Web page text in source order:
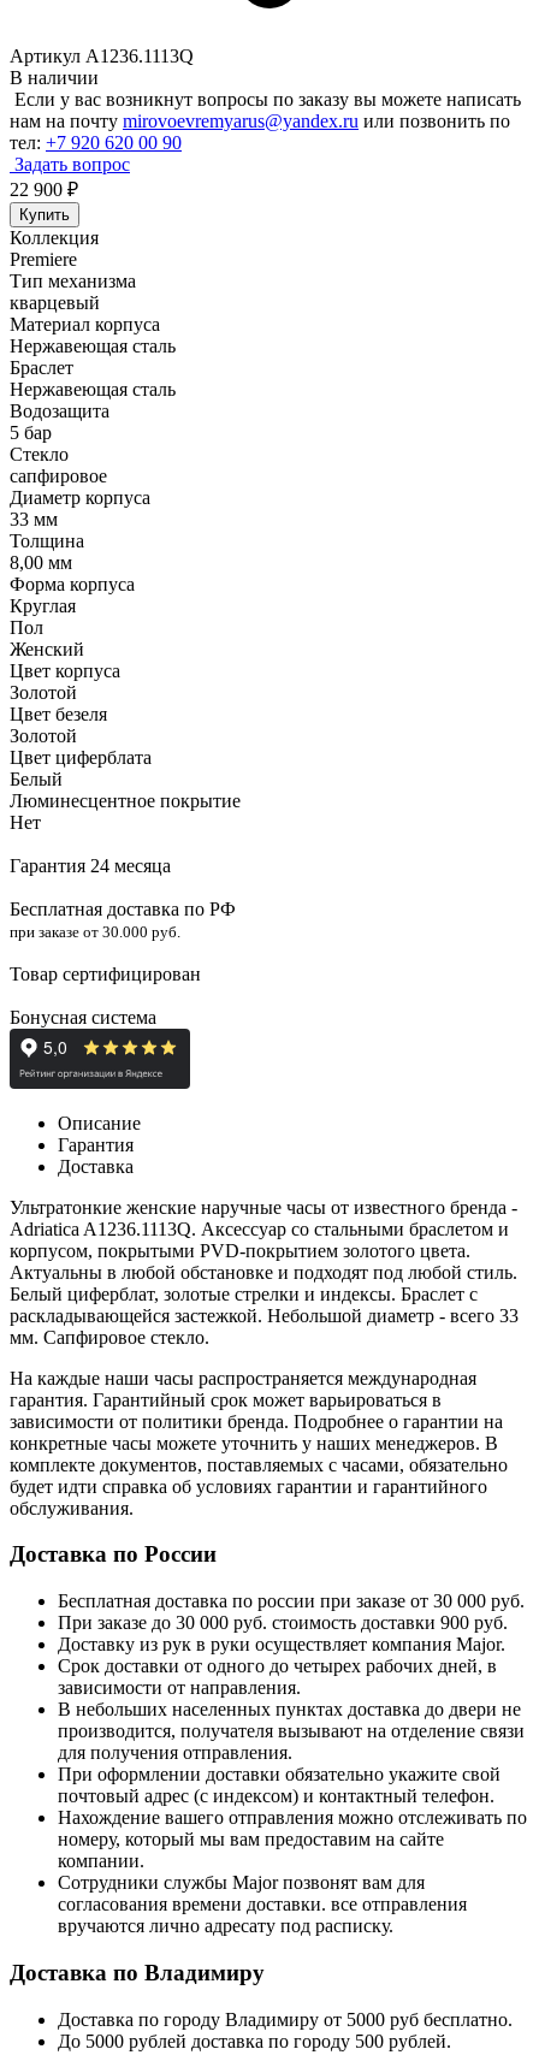
Артикул A1236.1113Q
В наличии
Если у вас возникнут вопросы по заказу вы можете написать
нам на почту mirovoevremyarus@yandex.ru или позвонить по
тел: +7 920 620 00 90
Задать вопрос
22 900 ₽
Купить
Коллекция
Premiere
Тип механизма
кварцевый
Материал корпуса
Нержавеющая сталь
Браслет
Нержавеющая сталь
Водозащита
5 бар
Стекло
сапфировое
Диаметр корпуса
33 мм
Толщина
8,00 мм
Форма корпуса
Круглая
Пол
Женский
Цвет корпуса
Золотой
Цвет безеля
Золотой
Цвет циферблата
Белый
Люминесцентное покрытие
Нет
Гарантия 24 месяца
Бесплатная доставка по РФ
при заказе от 30.000 руб.
Товар сертифицирован
Бонусная система
Описание
Гарантия
Доставка
Ультратонкие женские наручные часы от известного бренда -
Adriatica A1236.1113Q. Аксессуар со стальными браслетом и
корпусом, покрытыми PVD-покрытием золотого цвета.
Актуальны в любой обстановке и подходят под любой стиль.
Белый циферблат, золотые стрелки и индексы. Браслет с
раскладывающейся застежкой. Небольшой диаметр - всего 33
мм. Сапфировое стекло.
На каждые наши часы распространяется международная
гарантия. Гарантийный срок может варьироваться в
зависимости от политики бренда. Подробнее о гарантии на
конкретные часы можете уточнить у наших менеджеров. В
комплекте документов, поставляемых с часами, обязательно
будет идти справка об условиях гарантии и гарантийного
обслуживания.
Доставка по России
Бесплатная доставка по россии при заказе от 30 000 руб.
При заказе до 30 000 руб. стоимость доставки 900 руб.
Доставку из рук в руки осуществляет компания Major.
Срок доставки от одного до четырех рабочих дней, в
зависимости от направления.
В небольших населенных пунктах доставка до двери не
производится, получателя вызывают на отделение связи
для получения отправления.
При оформлении доставки обязательно укажите свой
почтовый адрес (с индексом) и контактный телефон.
Нахождение вашего отправления можно отслеживать по
номеру, который мы вам предоставим на сайте
компании.
Сотрудники службы Major позвонят вам для
согласования времени доставки. все отправления
вручаются лично адресату под расписку.
Доставка по Владимиру
Доставка по городу Владимиру от 5000 руб бесплатно.
До 5000 рублей доставка по городу 500 рублей.